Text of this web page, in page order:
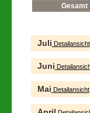
Gesamt
Juli Detailansicht
Juni
Mai Detailansicht